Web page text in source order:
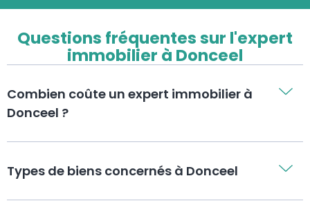
Questions fréquentes sur l'expert
immobilier à Donceel
Combien coûte un expert immobilier à
Donceel ?
Types de biens concernés à Donceel